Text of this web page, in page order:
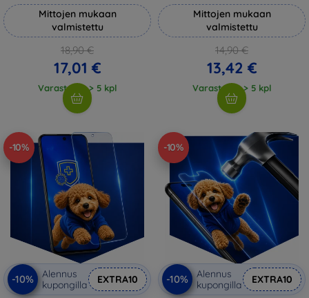
Mittojen mukaan
valmistettu
18,90 €
17,01 €
Varastossa > 5 kpl
Mittojen mukaan
valmistettu
14,90 €
13,42 €
Varastossa > 5 kpl
-10%
-10%
Alennus
kupongilla
EXTRA10
-10%
-10%
Alennus
kupongilla
EXTRA10